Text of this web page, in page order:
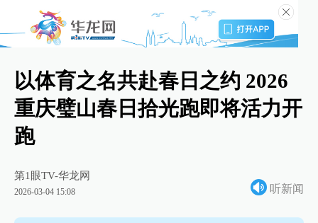
以体育之名共赴春日之约 2026
重庆璧山春日拾光跑即将活力开
跑
第1眼TV-华龙网
2026-03-04 15:08 听新闻